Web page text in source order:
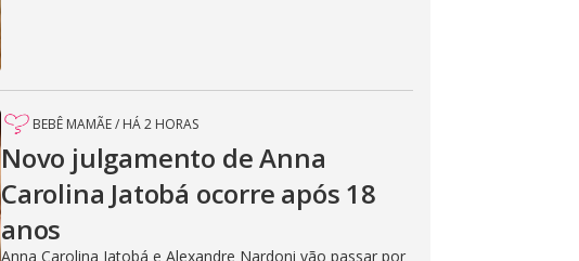
BEBÊ MAMÃE/ HÁ 2 HORAS
Novo julgamento de Anna
Carolina Jatobá ocorre após 18
anos
Anna Carolina Jatobá e Alexandre Nardoni vão passar por